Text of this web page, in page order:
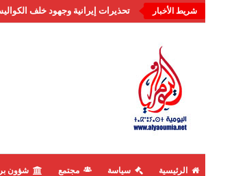
شريط الأخبار تحذيرات إيرانية وجهود خلف
الرئيسية سياسة مجتمع شؤون